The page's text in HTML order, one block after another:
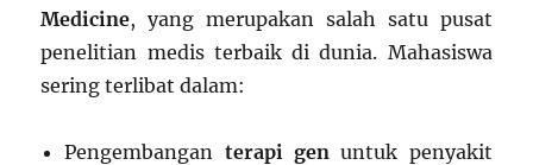
Medicine, yang merupakan salah satu pusat
penelitian medis terbaik di dunia. Mahasiswa
sering terlibat dalam:
Pengembangan terapi gen untuk penyakit